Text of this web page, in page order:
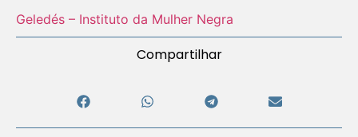
Geledés – Instituto da Mulher Negra
Compartilhar